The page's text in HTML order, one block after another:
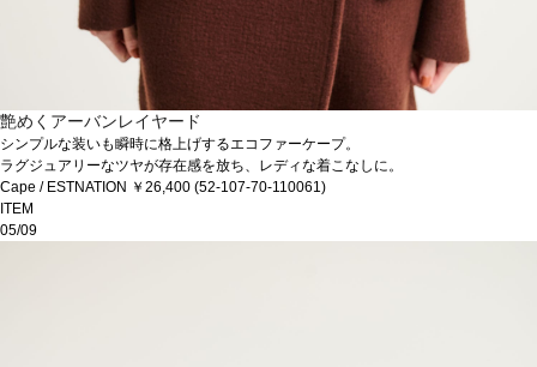
艶めくアーバンレイヤード
シンプルな装いも瞬時に格上げするエコファーケープ。
ラグジュアリーなツヤが存在感を放ち、レディな着こなしに。
Cape / ESTNATION ￥26,400 (52-107-70-110061)
ITEM
05/09